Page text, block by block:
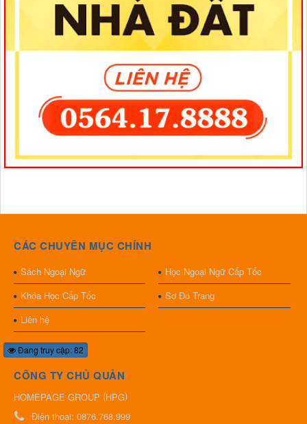
CÁC CHUYÊN MỤC CHÍNH
Sách Ngoại Ngữ
Học Ngoại Ngữ Cấp Tốc
Khóa Học Cấp Tốc
Sơ Đồ Trang
Liên hệ
Đang truy cập: 82
CÔNG TY CHỦ QUẢN
HOMEPAGE GROUP (HPG)
Điện thoại: 0876.768.999